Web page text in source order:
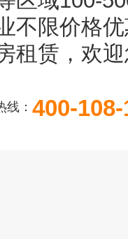
不限价格
租赁，欢
线： 400-